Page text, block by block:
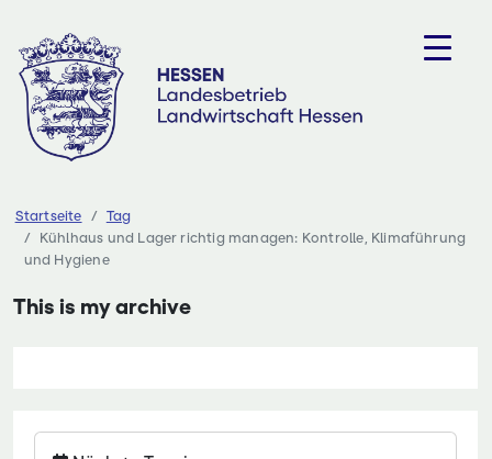
Inhalt
springen
Startseite
Tag
Kühlhaus und Lager richtig managen: Kontrolle, Klimaführung
und Hygiene
This is my archive